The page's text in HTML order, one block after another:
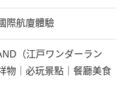
際航廈體驗
（江戸ワンダーラン
物｜必玩景點｜餐廳美食